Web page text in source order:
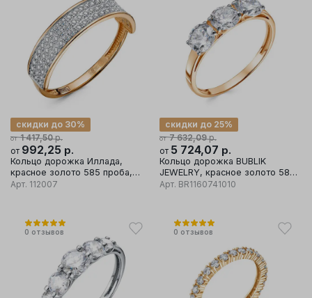
от 1 417,50р.
скидки до 30%
от 992,25 р.
Кольцо дорожка Иллада,
красное золото 585 проба,
вставка фианит
Арт. 112007
от 7 632,09р.
скидки до 25%
от 5 724,07 р.
Кольцо дорожка BUBLIK
JEWELRY, красное золото 585
проба, вставка бриллиант
Арт. BR1160741010
0 отзывов 0 отзывов